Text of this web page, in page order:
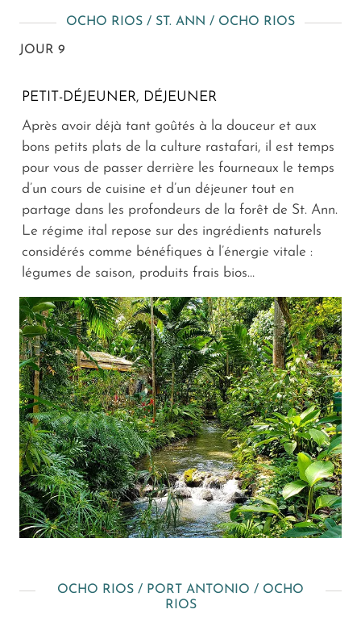
OCHO RIOS / ST. ANN / OCHO RIOS
JOUR 9
PETIT-DÉJEUNER, DÉJEUNER
Après avoir déjà tant goûtés à la douceur et aux
bons petits plats de la culture rastafari, il est temps
pour vous de passer derrière les fourneaux le temps
d’un cours de cuisine et d’un déjeuner tout en
partage dans les profondeurs de la forêt de St. Ann.
Le régime ital repose sur des ingrédients naturels
considérés comme bénéfiques à l’énergie vitale :
légumes de saison, produits frais bios…
OCHO RIOS / PORT ANTONIO / OCHO
RIOS